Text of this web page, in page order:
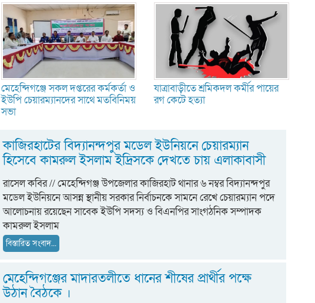
মেহেন্দিগঞ্জে সকল দপ্তরের কর্মকর্তা ও
ইউপি চেয়ারম্যানদের সাথে মতবিনিময়
সভা
যাত্রাবাড়ীতে শ্রমিকদল কর্মীর পায়ের
রগ কেটে হত্যা
কাজিরহাটের বিদ্যানন্দপুর মডেল ইউনিয়নে চেয়ারম্যান
হিসেবে কামরুল ইসলাম ইদ্রিসকে দেখতে চায় এলাকাবাসী
রাসেল কবির // মেহেন্দিগঞ্জ উপজেলার কাজিরহাট থানার ৬ নম্বর বিদ্যানন্দপুর
মডেল ইউনিয়নে আসন্ন স্থানীয় সরকার নির্বাচনকে সামনে রেখে চেয়ারম্যান পদে
আলোচনায় রয়েছেন সাবেক ইউপি সদস্য ও বিএনপির সাংগঠনিক সম্পাদক
কামরুল ইসলাম
বিস্তারিত সংবাদ...
মেহেন্দিগঞ্জের মাদারতলীতে ধানের শীষের প্রার্থীর পক্ষে
উঠান বৈঠকে ।